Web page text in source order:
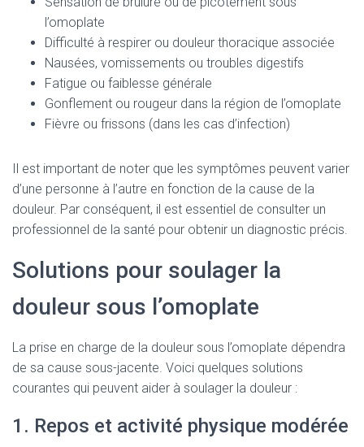
l’omoplate
Difficulté à respirer ou douleur thoracique associée
Nausées, vomissements ou troubles digestifs
Fatigue ou faiblesse générale
Gonflement ou rougeur dans la région de l’omoplate
Fièvre ou frissons (dans les cas d’infection)
Il est important de noter que les symptômes peuvent varier
d’une personne à l’autre en fonction de la cause de la
douleur. Par conséquent, il est essentiel de consulter un
professionnel de la santé pour obtenir un diagnostic précis.
Solutions pour soulager la
douleur sous l’omoplate
La prise en charge de la douleur sous l’omoplate dépendra
de sa cause sous-jacente. Voici quelques solutions
courantes qui peuvent aider à soulager la douleur :
1. Repos et activité physique modérée